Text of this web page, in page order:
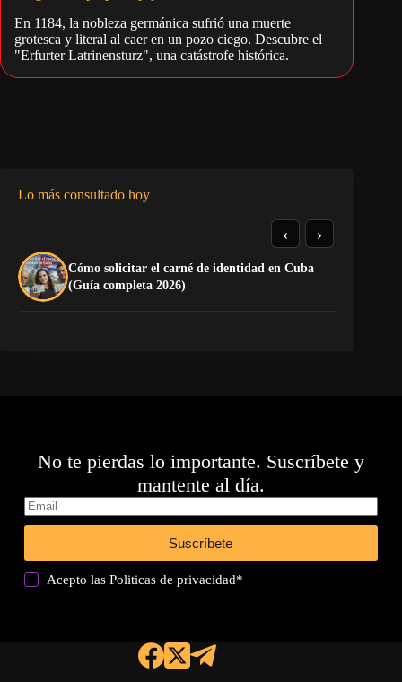
En 1184, la nobleza germánica sufrió una muerte
grotesca y literal al caer en un pozo ciego. Descubre el
"Erfurter Latrinensturz", una catástrofe histórica.
Lo más consultado hoy
Cómo solicitar el carné de identidad en Cuba
(Guía completa 2026)
‹ ›
No te pierdas lo importante. Suscríbete y
mantente al día.
Suscríbete
Acepto lasPoliticas de privacidad*